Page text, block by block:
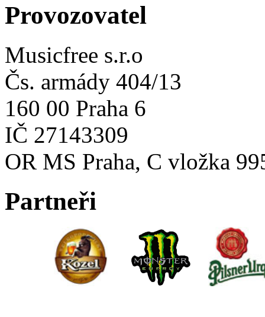
Provozovatel
Musicfree s.r.o
Čs. armády 404/13
160 00 Praha 6
IČ 27143309
OR MS Praha, C vložka
Partneři